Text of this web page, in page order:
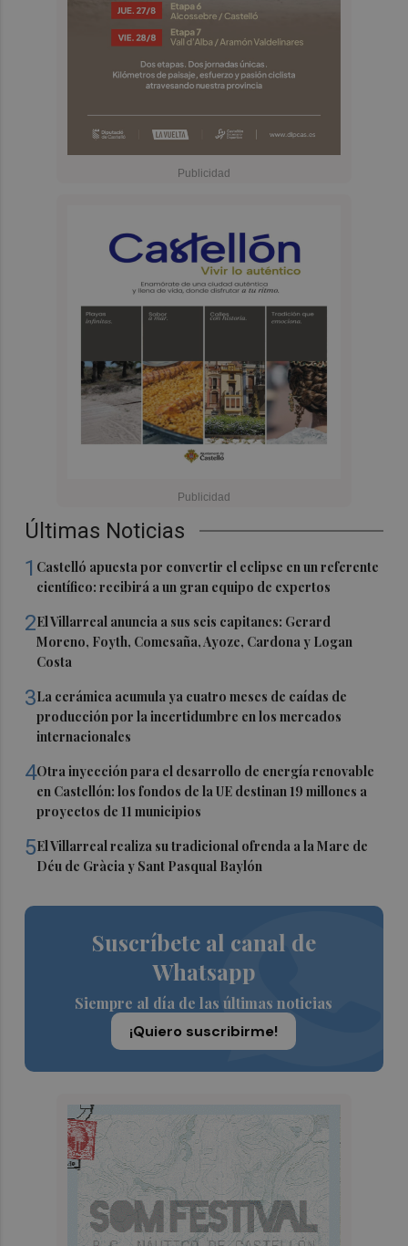
Últimas Noticias
1 Castelló apuesta por convertir el eclipse en un referente
científico: recibirá a un gran equipo de expertos
2El Villarreal anuncia a sus seis capitanes: Gerard
Moreno, Foyth, Comesaña, Ayoze, Cardona y Logan
Costa
3La cerámica acumula ya cuatro meses de caídas de
producción por la incertidumbre en los mercados
internacionales
4Otra inyección para el desarrollo de energía renovable
en Castellón: los fondos de la UE destinan 19 millones a
proyectos de 11 municipios
5El Villarreal realiza su tradicional ofrenda a la Mare de
Déu de Gràcia y Sant Pasqual Baylón
Suscríbete al canal de
Whatsapp
Siempre al día de las últimas noticias
¡Quiero suscribirme!